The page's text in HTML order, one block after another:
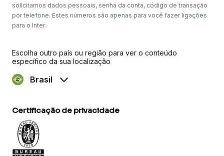
solicitamos dados pessoais, senha da conta, código de transação
por telefone. Estes números são apenas para você fazer ligações
para o Inter.
Escolha outro país ou região para ver o conteúdo
específico da sua localização
Brasil
Certificação de privacidade